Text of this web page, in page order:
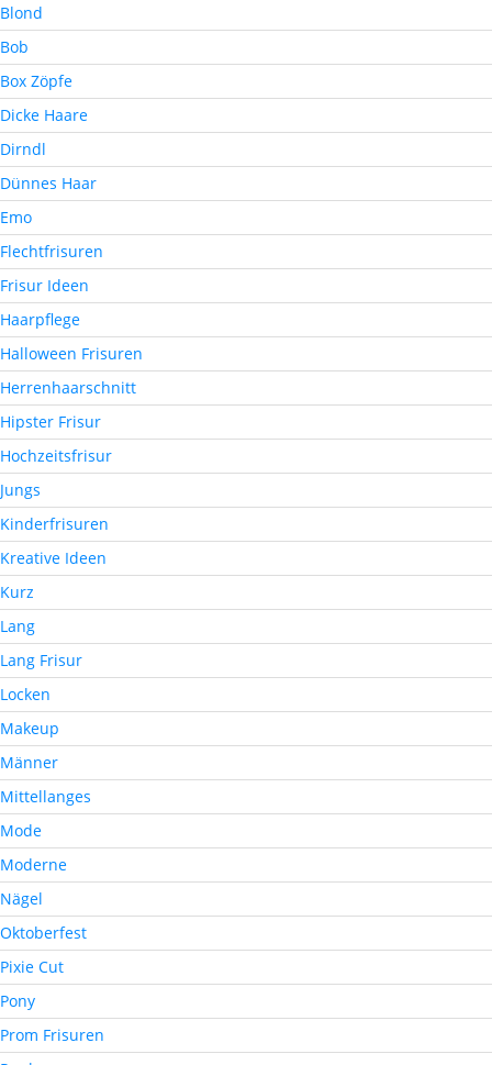
Blond
Bob
Box Zöpfe
Dicke Haare
Dirndl
Dünnes Haar
Emo
Flechtfrisuren
Frisur Ideen
Haarpflege
Halloween Frisuren
Herrenhaarschnitt
Hipster Frisur
Hochzeitsfrisur
Jungs
Kinderfrisuren
Kreative Ideen
Kurz
Lang
Lang Frisur
Locken
Makeup
Männer
Mittellanges
Mode
Moderne
Nägel
Oktoberfest
Pixie Cut
Pony
Prom Frisuren